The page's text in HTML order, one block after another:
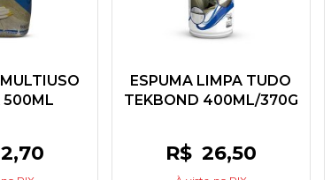
500ML
,70
ESPUMA LIMPA TUDO
TEKBOND 400ML/370G
R$ 26,50